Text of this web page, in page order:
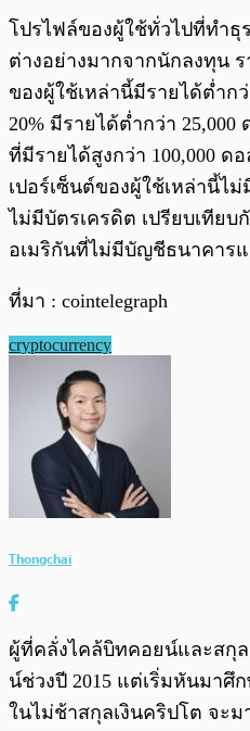
โปรไฟล์ของผู้ใช้ทั่วไปที่ทำธุ
ต่างอย่างมากจากนักลงทุน ร
ของผู้ใช้เหล่านี้มีรายได้ต่ำก
20% มีรายได้ต่ำกว่า 25,000
ที่มีรายได้สูงกว่า 100,000 ด
เปอร์เซ็นต์ของผู้ใช้เหล่านี้ไ
ไม่มีบัตรเครดิต เปรียบเทียบ
อเมริกันที่ไม่มีบัญชีธนาคาร
ที่มา : cointelegraph
cryptocurrency
Thongchai
ผู้ที่คลั่งไคล้บิทคอยน์และสกุ
น์ช่วงปี 2015 แต่เริ่มหันมาศึ
ในไม่ช้าสกุลเงินคริปโต จะ